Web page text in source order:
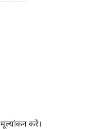
मूल्यांकन करें।